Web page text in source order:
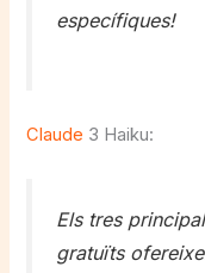
específiques!
Claude 3 Haiku:
Els tres
gratuïts